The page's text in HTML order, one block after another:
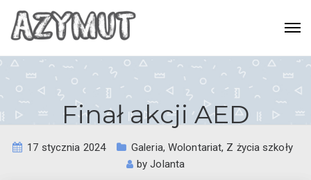
Finał akcji AED
17 stycznia 2024 Galeria, Wolontariat, Z życia szkoły
byJolanta